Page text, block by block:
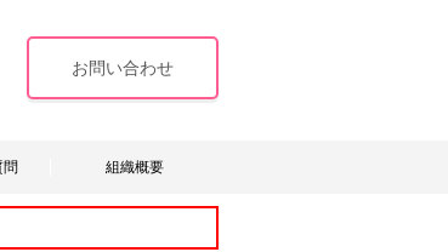
お問い合わせ
問 組織概要